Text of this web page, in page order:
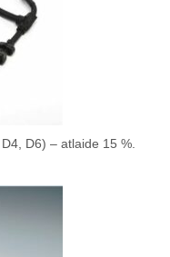
D6) – atlaide 15 %.